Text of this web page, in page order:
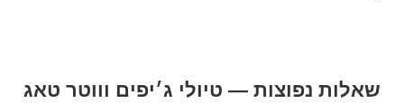
שאלות נפוצות — טיולי ג׳יפים וווטר טאג